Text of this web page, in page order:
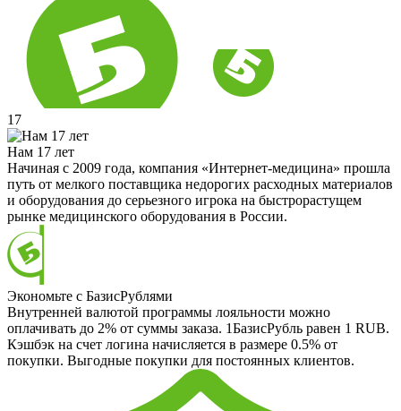
17
Нам 17 лет
Начиная с 2009 года, компания «Интернет-медицина» прошла
путь от мелкого поставщика недорогих расходных материалов
и оборудования до серьезного игрока на быстрорастущем
рынке медицинского оборудования в России.
Экономьте с БазисРублями
Внутренней валютой программы лояльности можно
оплачивать до 2% от суммы заказа. 1БазисРубль равен 1 RUB.
Кэшбэк на счет логина начисляется в размере 0.5% от
покупки. Выгодные покупки для постоянных клиентов.